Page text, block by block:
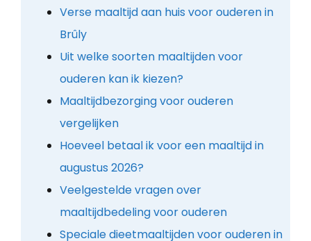
Verse maaltijd aan huis voor ouderen in
Brûly
Uit welke soorten maaltijden voor
ouderen kan ik kiezen?
Maaltijdbezorging voor ouderen
vergelijken
Hoeveel betaal ik voor een maaltijd in
augustus 2026?
Veelgestelde vragen over
maaltijdbedeling voor ouderen
Speciale dieetmaaltijden voor ouderen in